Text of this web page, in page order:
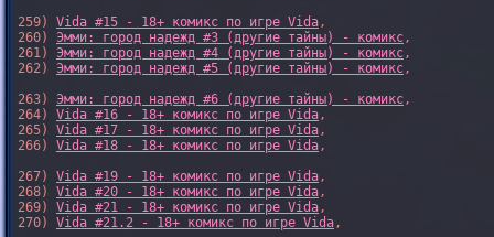
259) Vida #15 - 18+ комикс по игре Vida,
260) Эмми: город надежд #3 (другие тайны) - комикс,
261) Эмми: город надежд #4 (другие тайны) - комикс,
262) Эмми: город надежд #5 (другие тайны) - комикс,
263) Эмми: город надежд #6 (другие тайны) - комикс,
264) Vida #16 - 18+ комикс по игре Vida,
265) Vida #17 - 18+ комикс по игре Vida,
266) Vida #18 - 18+ комикс по игре Vida,
267) Vida #19 - 18+ комикс по игре Vida,
268) Vida #20 - 18+ комикс по игре Vida,
269) Vida #21 - 18+ комикс по игре Vida,
270) Vida #21.2 - 18+ комикс по игре Vida,